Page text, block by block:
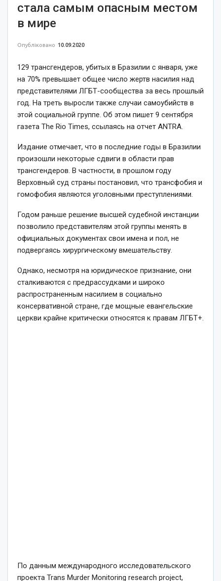
стала самым опасным местом
в мире
Опубліковано 10.09.2020
129 трансгендеров, убитых в Бразилии с января, уже
на 70% превышает общее число жертв насилия над
представителями ЛГБТ-сообщества за весь прошлый
год. На треть выросли также случаи самоубийств в
этой социальной группе. Об этом пишет 9 сентября
газета The Rio Times, ссылаясь на отчет ANTRA.
Издание отмечает, что в последние годы в Бразилии
произошли некоторые сдвиги в области прав
трансгендеров. В частности, в прошлом году
Верховный суд страны постановил, что трансфобия и
гомофобия являются уголовными преступлениями.
Годом раньше решение высшей судебной инстанции
позволило представителям этой группы менять в
официальных документах свои имена и пол, не
подвергаясь хирургическому вмешательству.
Однако, несмотря на юридическое признание, они
сталкиваются с предрассудками и широко
распространенным насилием в социально
консервативной стране, где мощные евангельские
церкви крайне критически относятся к правам ЛГБТ+.
По данным международного исследовательского
проекта Trans Murder Monitoring research project,